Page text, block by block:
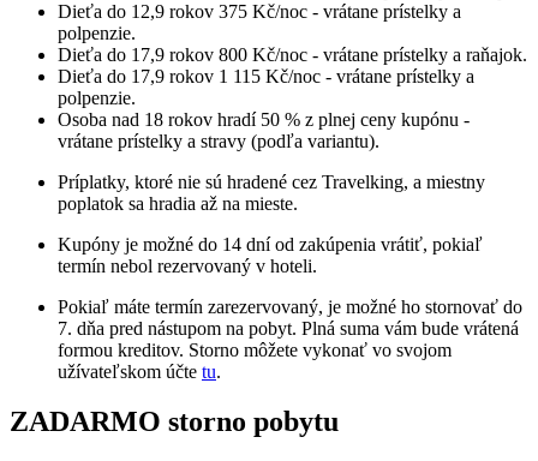
Dieťa do 12,9 rokov 375 Kč/noc - vrátane prístelky a
polpenzie.
Dieťa do 17,9 rokov 800 Kč/noc - vrátane prístelky a raňajok.
Dieťa do 17,9 rokov 1 115 Kč/noc - vrátane prístelky a
polpenzie.
Osoba nad 18 rokov hradí 50 % z plnej ceny kupónu -
vrátane prístelky a stravy (podľa variantu).
Príplatky, ktoré nie sú hradené cez Travelking, a miestny
poplatok sa hradia až na mieste.
Kupóny je možné do 14 dní od zakúpenia vrátiť, pokiaľ
termín nebol rezervovaný v hoteli.
Pokiaľ máte termín zarezervovaný, je možné ho stornovať do
7. dňa pred nástupom na pobyt. Plná suma vám bude vrátená
formou kreditov. Storno môžete vykonať vo svojom
užívateľskom účte tu.
ZADARMO storno pobytu